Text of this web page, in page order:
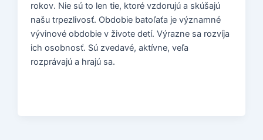
rokov. Nie sú to len tie, ktoré vzdorujú a skúšajú
našu trpezlivosť. Obdobie batoľaťa je významné
vývinové obdobie v živote detí. Výrazne sa rozvíja
ich osobnosť. Sú zvedavé, aktívne, veľa
rozprávajú a hrajú sa.